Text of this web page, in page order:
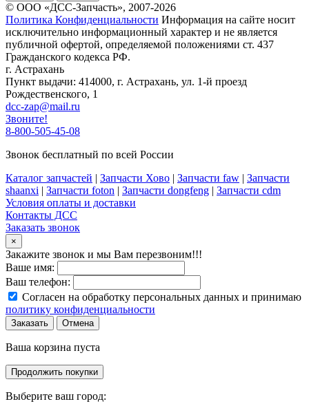
© ООО «ДСС-Запчасть», 2007-2026
Политика Конфиденциальности Информация на сайте носит
исключительно информационный характер и не является
публичной офертой, определяемой положениями ст. 437
Гражданского кодекса РФ.
г. Астрахань
Пункт выдачи: 414000, г. Астрахань, ул. 1-й проезд
Рождественского, 1
dcc-zap@mail.ru
Звоните!
8-800-505-45-08
Звонок бесплатный по всей России
Каталог запчастей | Запчасти Хово | Запчасти faw | Запчасти
shaanxi | Запчасти foton | Запчасти dongfeng | Запчасти cdm
Условия оплаты и доставки
Контакты ДСС
Заказать звонок
×
Закажите звонок и мы Вам перезвоним!!!
Ваше имя:
Ваш телефон:
Согласен на обработку персональных данных и принимаю
политику конфиденциальности
Заказать Отмена
Ваша корзина пуста
Продолжить покупки
Выберите ваш город: